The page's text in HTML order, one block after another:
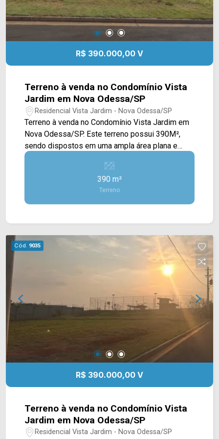
R$ 390.000,00 V
Terreno à venda no Condomínio Vista
Jardim em Nova Odessa/SP
Residencial Vista Jardim - Nova Odessa/SP
Terreno à venda no Condomínio Vista Jardim em
Nova Odessa/SP. Este terreno possui 390M²,
sendo dispostos em uma ampla área plana e
gramada, tendo ao redor outras construções.
Localizado no bairro Vista Jardim, este
condomínio está próximo à Rod. Arnaldo Júlio
Mauerberg, Av. Jabuticabeiras, Av. Carlos Botelho
e Rod. Astrônomo Jean Nicolini. Esta região conta
contato com a equipe da Arbix Imóveis e agende
a sua visita!! WhatsApp e Telefone: (19) 3475-
390 m²
Terreno
Cód. 9035
R$ 390.000,00 V
Terreno à venda no Condomínio Vista
Jardim em Nova Odessa/SP
Residencial Vista Jardim - Nova Odessa/SP